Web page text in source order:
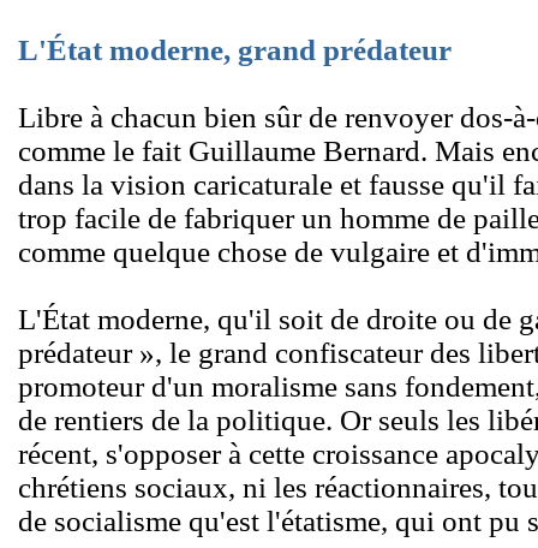
L'État moderne, grand prédateur
Libre à chacun bien sûr de renvoyer dos-
comme le fait Guillaume Bernard. Mais
dans la vision caricaturale et fausse qu'il
trop facile de fabriquer un homme de
comme quelque chose de vulgaire et
L'État moderne, qu'il soit de droite ou de
prédateur », le grand confiscateur des
promoteur d'un moralisme sans
de rentiers de la politique. Or seuls les
récent, s'opposer à cette croissance
chrétiens sociaux, ni les réactionnaires,
de socialisme qu'est l'étatisme, qui ont pu